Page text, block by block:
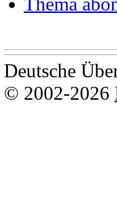
Deutsche
© 2002-2026